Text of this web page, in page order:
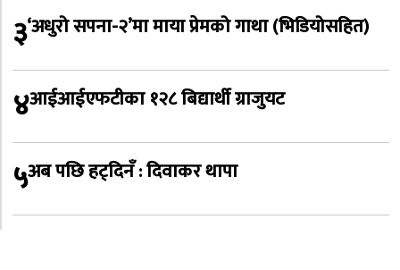
३‘अधुरो सपना-२’मा माया प्रेमको गाथा (भिडियोसहित)
४आईआईएफटीका १२८ बिद्यार्थी ग्राजुयट
५अब पछि हट्दिनँ : दिवाकर थापा